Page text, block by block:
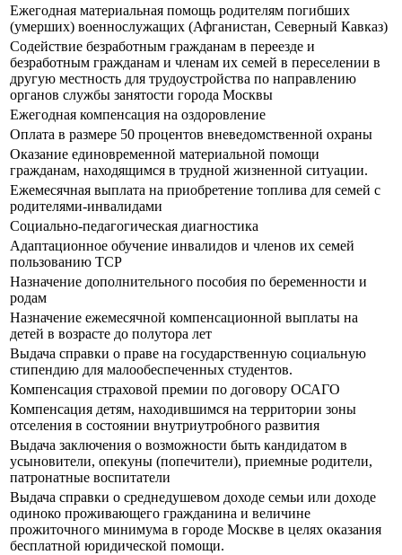
Ежегодная материальная помощь родителям погибших
(умерших) военнослужащих (Афганистан, Северный Кавказ)
Содействие безработным гражданам в переезде и
безработным гражданам и членам их семей в переселении в
другую местность для трудоустройства по направлению
органов службы занятости города Москвы
Ежегодная компенсация на оздоровление
Оплата в размере 50 процентов вневедомственной охраны
Оказание единовременной материальной помощи
гражданам, находящимся в трудной жизненной ситуации.
Ежемесячная выплата на приобретение топлива для семей с
родителями-инвалидами
Социально-педагогическая диагностика
Адаптационное обучение инвалидов и членов их семей
пользованию ТСР
Назначение дополнительного пособия по беременности и
родам
Назначение ежемесячной компенсационной выплаты на
детей в возрасте до полутора лет
Выдача справки о праве на государственную социальную
стипендию для малообеспеченных студентов.
Компенсация страховой премии по договору ОСАГО
Компенсация детям, находившимся на территории зоны
отселения в состоянии внутриутробного развития
Выдача заключения о возможности быть кандидатом в
усыновители, опекуны (попечители), приемные родители,
патронатные воспитатели
Выдача справки о среднедушевом доходе семьи или доходе
одиноко проживающего гражданина и величине
прожиточного минимума в городе Москве в целях оказания
бесплатной юридической помощи.